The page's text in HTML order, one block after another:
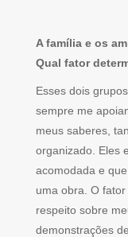
A família e os
Qual fator
Esses dois
sempre me
meus saberes,
organizado. Eles
acomodada e
uma obra. O
respeito sobre
demonstrações